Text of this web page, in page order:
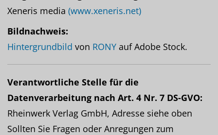
Xeneris media (www.xeneris.net)
Bildnachweis:
Hintergrundbild von RONY auf Adobe Stock.
Verantwortliche Stelle für die
Datenverarbeitung nach Art. 4 Nr. 7 DS-GVO:
Rheinwerk Verlag GmbH, Adresse siehe oben
Sollten Sie Fragen oder Anregungen zum